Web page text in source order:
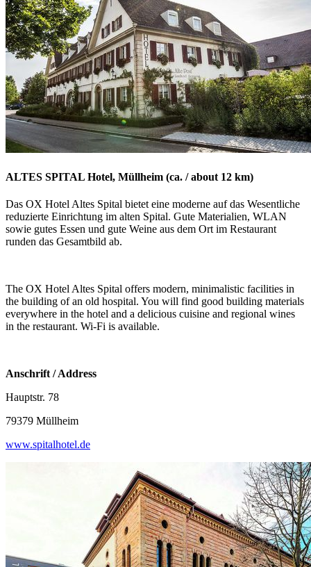
ALTES SPITAL Hotel, Müllheim (ca. / about 12 km)
Das OX Hotel Altes Spital bietet eine moderne auf das Wesentliche
reduzierte Einrichtung im alten Spital. Gute Materialien, WLAN
sowie gutes Essen und gute Weine aus dem Ort im Restaurant
runden das Gesamtbild ab.
The OX Hotel Altes Spital offers modern, minimalistic facilities in
the building of an old hospital. You will find good building materials
everywhere in the hotel and a delicious cuisine and regional wines
in the restaurant. Wi-Fi is available.
Anschrift / Address
Hauptstr. 78
79379 Müllheim
www.spitalhotel.de